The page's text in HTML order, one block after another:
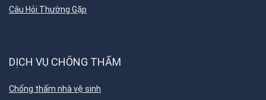
Câu Hỏi Thường Gặp
DỊCH VỤ CHỐNG THẤM
Chống thấm nhà vệ sinh